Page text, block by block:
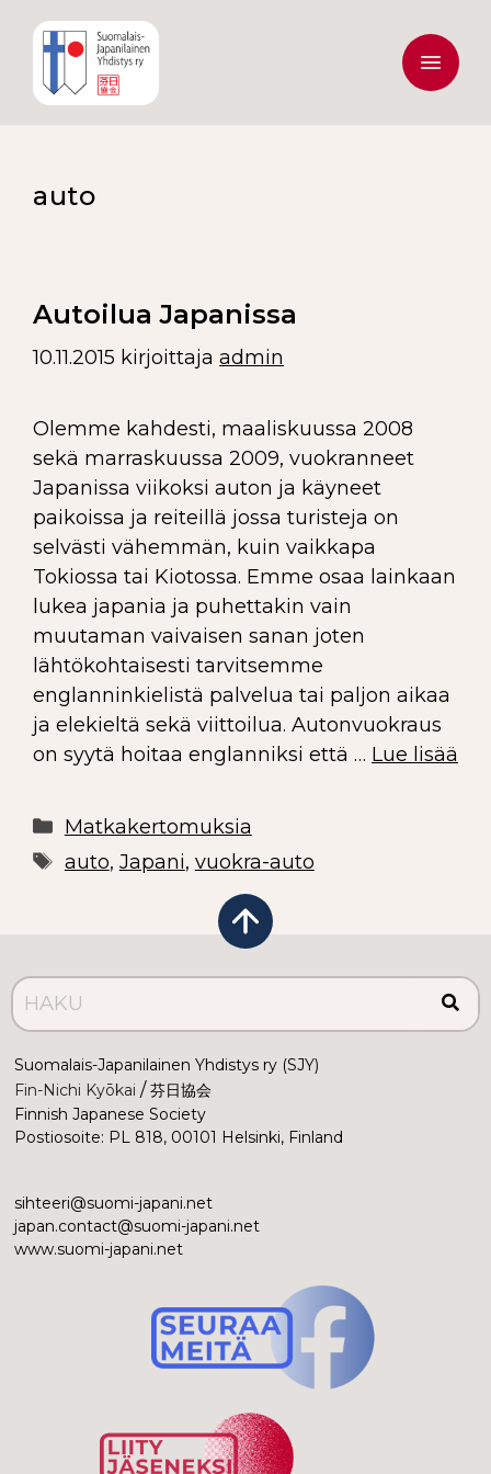
auto
Autoilua Japanissa
10.11.2015 kirjoittaja admin
Olemme kahdesti, maaliskuussa 2008
sekä marraskuussa 2009, vuokranneet
Japanissa viikoksi auton ja käyneet
paikoissa ja reiteillä jossa turisteja on
selvästi vähemmän, kuin vaikkapa
Tokiossa tai Kiotossa. Emme osaa lainkaan
lukea japania ja puhettakin vain
muutaman vaivaisen sanan joten
lähtökohtaisesti tarvitsemme
englanninkielistä palvelua tai paljon aikaa
ja elekieltä sekä viittoilua. Autonvuokraus
on syytä hoitaa englanniksi että … Lue lisää
Matkakertomuksia
auto, Japani, vuokra-auto
Suomalais-Japanilainen Yhdistys ry (SJY)
Fin-Nichi Kyōkai / 芬日協会
Finnish Japanese Society
Postiosoite: PL 818, 00101 Helsinki, Finland
sihteeri@suomi-japani.net
japan.contact@suomi-japani.net
www.suomi-japani.net